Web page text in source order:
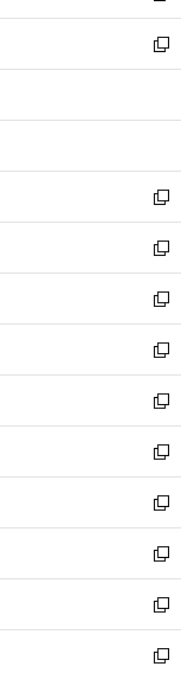
開
く
ウ
で
開
ン
ド
ウ
開
ウ
ィ
ン
ウ
開
く
し
い
ウ
ン
ウ
で
開
く
新
し
ウ
ン
ド
ウ
で
開
く
新
し
い
ウ
ィ
ン
ド
ウ
で
開
く
新
し
い
ウ
ィ
ン
ド
ウ
で
開
く
新
し
い
ウ
ィ
ン
ド
ウ
で
開
く
新
し
い
ウ
ィ
ン
ド
ウ
で
開
く
新
し
い
ウ
ィ
ン
ド
ウ
で
開
く
新
し
い
ウ
ィ
ン
ド
ウ
で
新
し
い
ウ
ィ
ン
ド
新
し
い
ウ
ィ
新
し
い
新